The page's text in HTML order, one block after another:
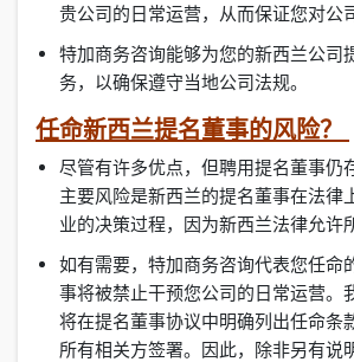
贵公司的日常运营，从而保证您对公
特加商务咨询能够为您的新西兰公司
务，以确保遵守当地公司法规。
任命新西兰提名董事的风险？
尽管有许多优点，但聘用提名董事仍
主要风险是新西兰的提名董事在法律
业的决策过程，因为新西兰法律允许
如有需要，特加商务咨询代表您任命
事将被禁止干预您公司的日常运营。
将在提名董事协议中明确列出任命条
所有相关方签署。因此，除非另有说